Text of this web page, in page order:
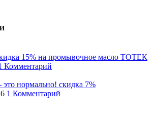
15% на промывочное масло ТОТЕК
Комментарий
нормально! скидка 7%
1 Комментарий